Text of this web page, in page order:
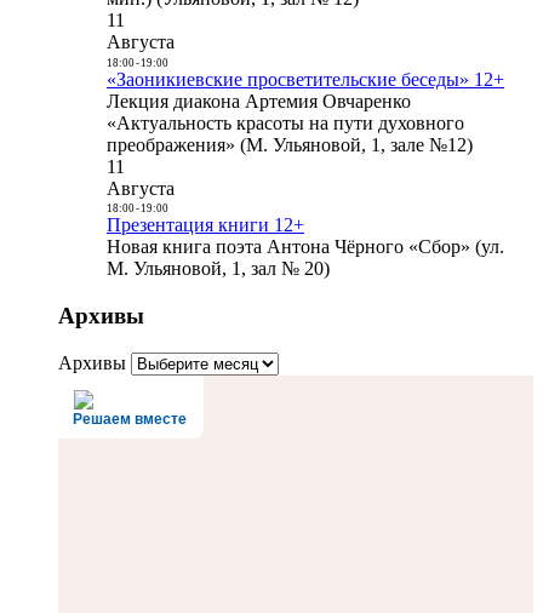
11
Августа
18:00- 19:00
«Заоникиевские просветительские беседы» 12+
Лекция диакона Артемия Овчаренко
«Актуальность красоты на пути духовного
преображения» (М. Ульяновой, 1, зале №12)
11
Августа
18:00- 19:00
Презентация книги 12+
Новая книга поэта Антона Чёрного «Сбор» (ул.
М. Ульяновой, 1, зал № 20)
Архивы
Архивы
Решаем вместе